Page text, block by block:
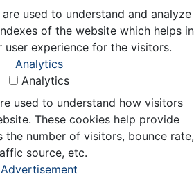
used to understand and analyze
of the website which helps in
experience for the visitors.
Analytics
Analytics
used to understand how visitors
These cookies help provide
the number of visitors, bounce rate,
source, etc.
Advertisement